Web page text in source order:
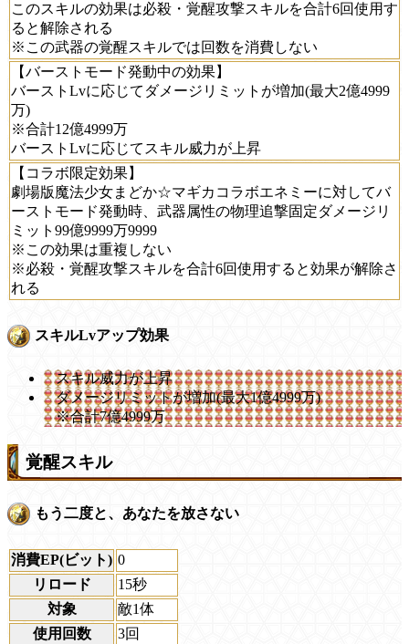
このスキルの効果は必殺・覚醒攻撃スキルを合計6回使用す
ると解除される
※この武器の覚醒スキルでは回数を消費しない
【バーストモード発動中の効果】
バーストLvに応じてダメージリミットが増加(最大2億4999
万)
※合計12億4999万
バーストLvに応じてスキル威力が上昇
【コラボ限定効果】
劇場版魔法少女まどか☆マギカコラボエネミーに対してバ
ーストモード発動時、武器属性の物理追撃固定ダメージリ
ミット99億9999万9999
※この効果は重複しない
※必殺・覚醒攻撃スキルを合計6回使用すると効果が解除さ
れる
スキルLvアップ効果
スキル威力が上昇
ダメージリミットが増加(最大1億4999万)
※合計7億4999万
覚醒スキル
もう二度と、あなたを放さない
消費EP(ビット) 0
リロード
15秒
対象
敵1体
使用回数
3回